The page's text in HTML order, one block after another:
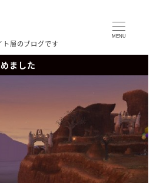
ト層のブログです
MENU
ました